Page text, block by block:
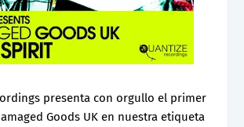
presenta con orgullo el primer
Goods UK en nuestra etiqueta